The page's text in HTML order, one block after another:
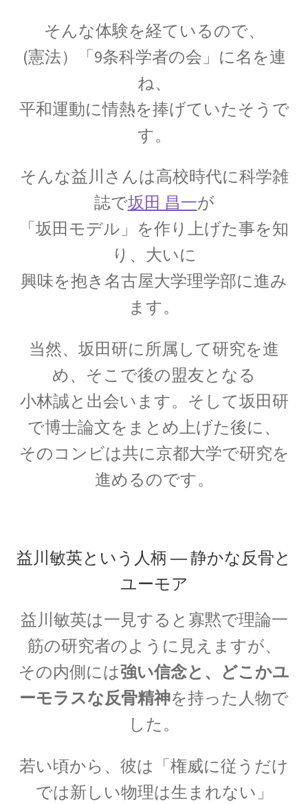
レンツ_Heinrich Friedrich Emil Lenz 【変動磁場_誘導
起電力を法則化】
【トピック】
受勲について
【イギリスの叙勲・など】
A・A・マイケルソン
【稀代の実験｜エーテルを想定した
干渉実験を実施】
A・H・ルイ・フィゾー
【光速度を始めて測定｜ドップラー効果を考
察】
や屈折を説明】
B・D・ジョゼフソン
【量子力学的効果をデバイスで具現化】
C・A・ドップラー
【ドップラー効果を定式化したオーストリア
人】
そんな体験を経ているので、
(憲法）「9条科学者の会」に名を連
ね、
平和運動に情熱を捧げていたそうで
す。
そんな益川さんは高校時代に科学雑
誌で坂田 昌一が
「坂田モデル」を作り上げた事を知
り、 大いに
興味を抱き名古屋大学理学部に進み
ます。
当然、坂田研に所属して研究を進
め、そこで後の盟友となる
小林誠と出会います。そして坂田研
で博士論文をまとめ上げた後に、
そのコンビは共に京都大学で研究を
進めるのです。
益川敏英という人柄 ― 静かな反骨と
ユーモア
益川敏英は一見すると寡黙で理論一
筋の研究者のように見えますが、
その内側には強い信念と、どこかユ
ーモラスな反骨精神を持った人物で
した。
若い頃から、彼は「権威に従うだけ
では新しい物理は生まれない」